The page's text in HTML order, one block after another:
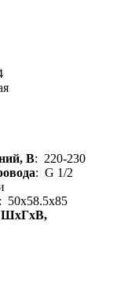
В: 220-230
: G 1/2
: 50x58.5x85
ШхГхВ,